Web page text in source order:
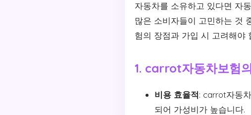
자동차를 소유하고 있다면 자
많은 소비자들이 고민하는 것
험의 장점과 가입 시 고려해야
1. carrot자동차보험
비용 효율적: carrot자동
되어 가성비가 높습니다.